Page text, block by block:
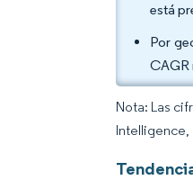
está
Por
CAGR
Nota: Las
Intelligence,